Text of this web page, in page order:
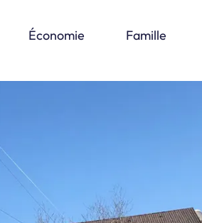
Économie Famille